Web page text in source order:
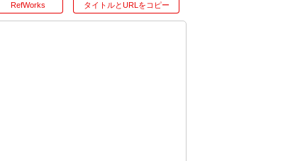
RefWorks タイトルとURLをコピー